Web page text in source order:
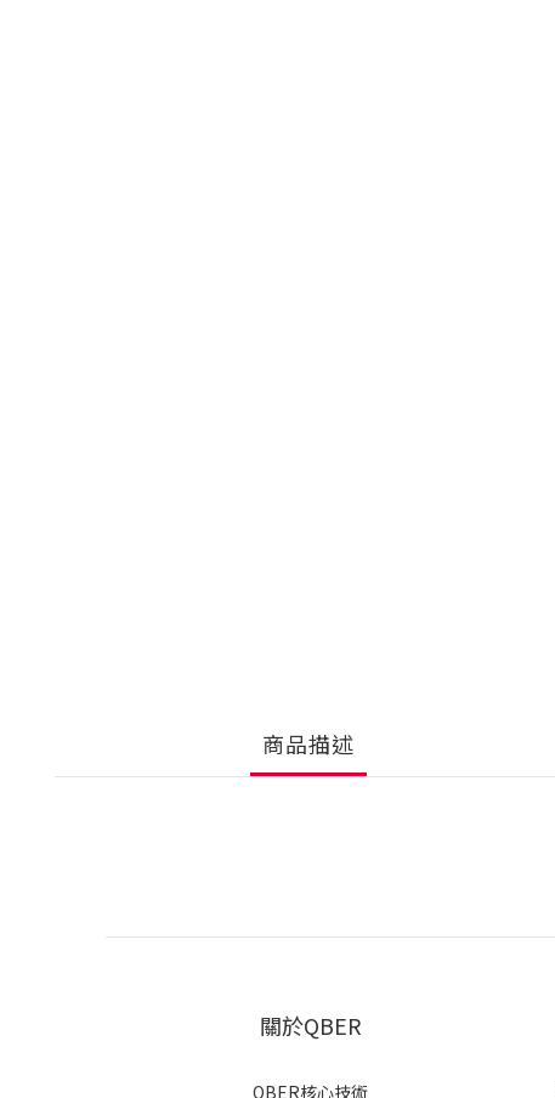
商品描述
關於QBER
QBER核心技術